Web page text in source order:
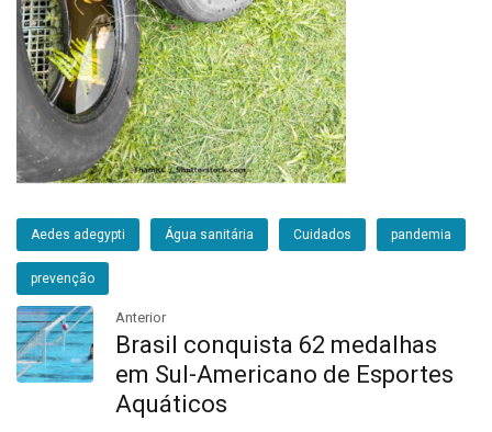
Aedes adegypti Água sanitária Cuidados pandemia
prevenção
Anterior
Brasil conquista 62 medalhas
em Sul-Americano de Esportes
Aquáticos